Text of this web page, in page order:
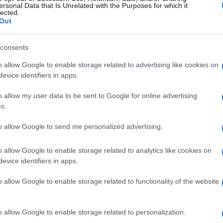
Data that Is Unrelated with the Purposes for which it
allow Google to enable storage related to advertising like cookies on
identifiers in apps.
allow my user data to be sent to Google for online advertising
allow Google to send me personalized advertising.
allow Google to enable storage related to analytics like cookies on
identifiers in apps.
allow Google to enable storage related to functionality of the website
allow Google to enable storage related to personalization.